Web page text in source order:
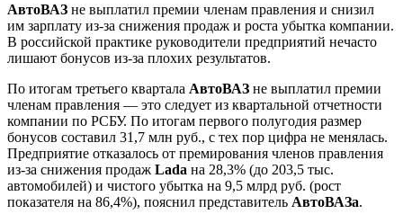
АвтоВАЗ не выплатил премии членам правления и снизил
им зарплату из-за снижения продаж и роста убытка компании.
В российской практике руководители предприятий нечасто
лишают бонусов из-за плохих результатов.
По итогам третьего квартала АвтоВАЗ не выплатил премии
членам правления — это следует из квартальной отчетности
компании по РСБУ. По итогам первого полугодия размер
бонусов составил 31,7 млн руб., с тех пор цифра не менялась.
Предприятие отказалось от премирования членов правления
из-за снижения продаж Lada на 28,3% (до 203,5 тыс.
автомобилей) и чистого убытка на 9,5 млрд руб. (рост
показателя на 86,4%), пояснил представитель АвтоВАЗа.